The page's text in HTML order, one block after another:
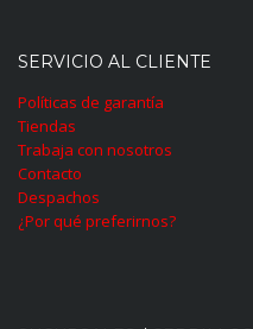
SERVICIO AL CLIENTE
Políticas de garantía
Tiendas
Trabaja con nosotros
Contacto
Despachos
¿Por qué preferirnos?